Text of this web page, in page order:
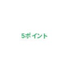
5ポイント